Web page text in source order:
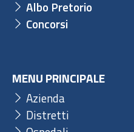
Albo Pretorio
Concorsi
MENU PRINCIPALE
Azienda
Distretti